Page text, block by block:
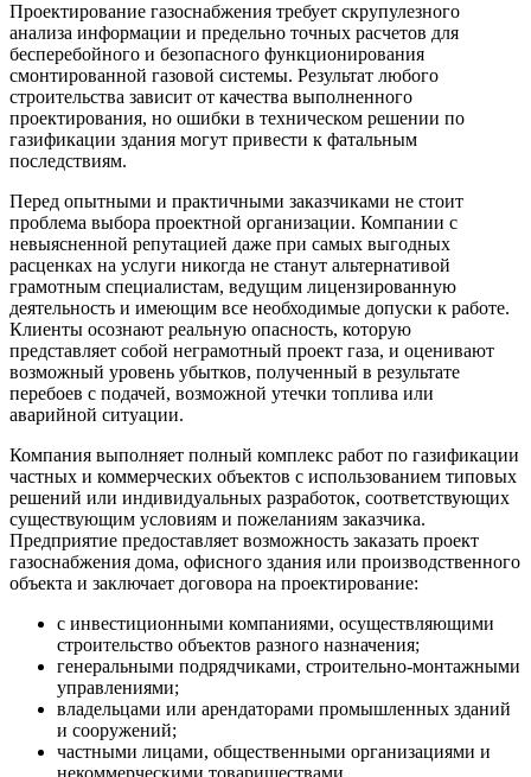
Проектирование газоснабжения требует скрупулезного
анализа информации и предельно точных расчетов для
бесперебойного и безопасного функционирования
смонтированной газовой системы. Результат любого
строительства зависит от качества выполненного
проектирования, но ошибки в техническом решении по
газификации здания могут привести к фатальным
последствиям.
Перед опытными и практичными заказчиками не стоит
проблема выбора проектной организации. Компании с
невыясненной репутацией даже при самых выгодных
расценках на услуги никогда не станут альтернативой
грамотным специалистам, ведущим лицензированную
деятельность и имеющим все необходимые допуски к работе.
Клиенты осознают реальную опасность, которую
представляет собой неграмотный проект газа, и оценивают
возможный уровень убытков, полученный в результате
перебоев с подачей, возможной утечки топлива или
аварийной ситуации.
Компания выполняет полный комплекс работ по газификации
частных и коммерческих объектов с использованием типовых
решений или индивидуальных разработок, соответствующих
существующим условиям и пожеланиям заказчика.
Предприятие предоставляет возможность заказать проект
газоснабжения дома, офисного здания или производственного
объекта и заключает договора на проектирование:
с инвестиционными компаниями, осуществляющими
строительство объектов разного назначения;
генеральными подрядчиками, строительно-монтажными
управлениями;
владельцами или арендаторами промышленных зданий
и сооружений;
частными лицами, общественными организациями и